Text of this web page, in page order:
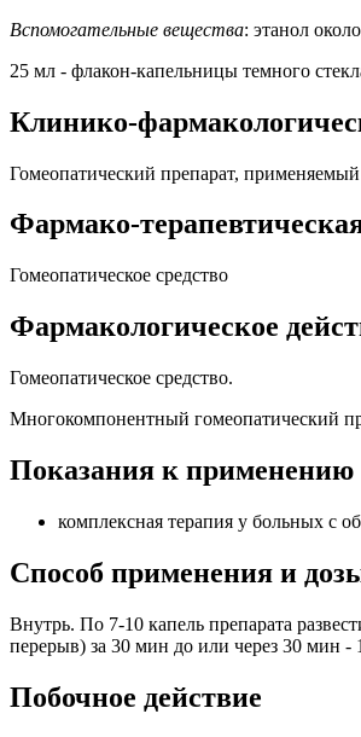
Вспомогательные вещества: этанол
25 мл - флакон-капельницы темного
Клинико-
Гомеопатический препарат,
Фармако-
Гомеопатическое средство
Фармакологическое
Гомеопатическое средство.
Многокомпонентный гомеопатический
Показания к применению
комплексная терапия у больных с
Способ применения и
Внутрь. По 7-10 капель препарата
перерыв) за 30 мин до или через 30 мин
Побочное действие